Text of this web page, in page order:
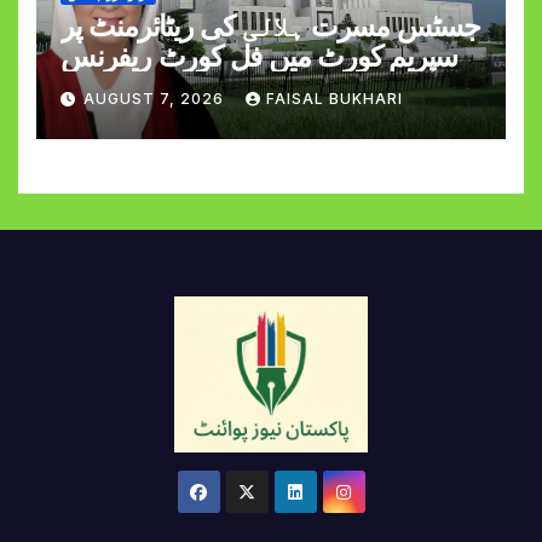
جسٹس مسرت ہلالی کی ریٹائرمنٹ پر
سپریم کورٹ میں فل کورٹ ریفرنس
AUGUST 7, 2026 FAISAL BUKHARI